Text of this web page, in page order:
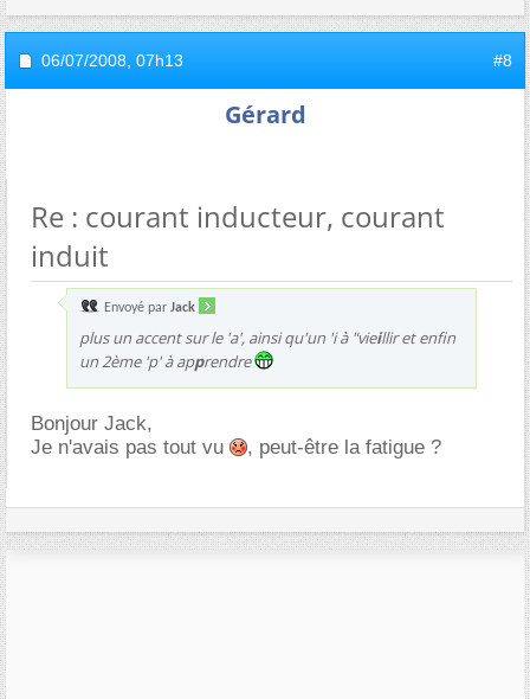
06/07/2008, 07h13 #8
Gérard
Re : courant inducteur, courant
induit
Envoyé par Jack
plus un accent sur le 'a', ainsi qu'un 'i à "vieillir et enfin
un 2ème 'p' à apprendre
Bonjour Jack,
Je n'avais pas tout vu
, peut-être la fatigue ?